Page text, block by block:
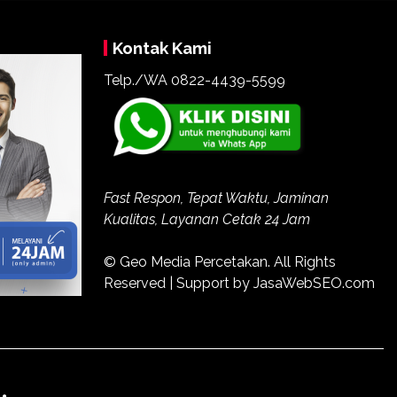
Kontak Kami
Telp./WA 0822-4439-5599
Fast Respon, Tepat Waktu, Jaminan
Kualitas, Layanan Cetak 24 Jam
© Geo Media Percetakan. All Rights
Reserved | Support by JasaWebSEO.com